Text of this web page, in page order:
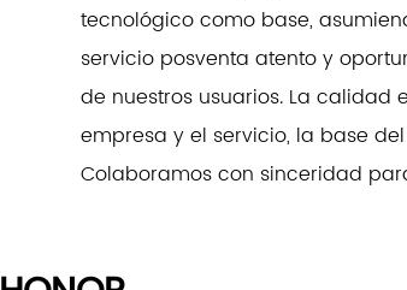
tecnológico como base,
servicio posventa atento y
de nuestros usuarios. La
empresa y el servicio, la base
Colaboramos con sinceridad